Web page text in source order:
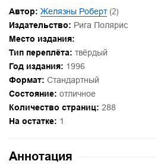
Автор: Желязны Роберт (2)
Издательство: Рига Полярис
Место издания:
Тип переплёта: твёрдый
Год издания: 1996
Формат: Стандартный
Состояние: отличное
Количество страниц: 288
На остатке: 1
Аннотация